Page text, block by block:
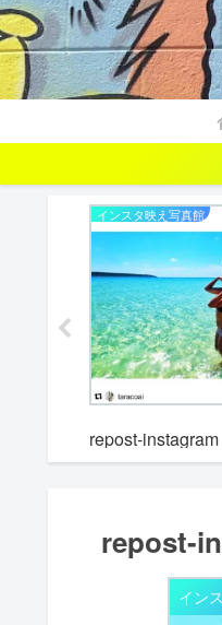
インスタ映え写真館
repost-instagram
repost-
イン